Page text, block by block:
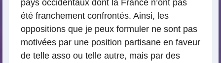
pays occidentaux dont la France n’ont pas
été franchement confrontés. Ainsi, les
oppositions que je peux formuler ne sont pas
motivées par une position partisane en faveur
de telle asso ou telle autre, mais par des